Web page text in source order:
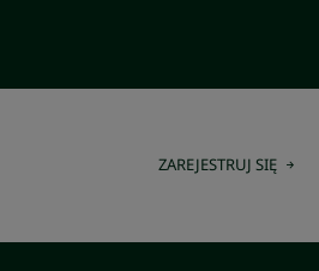
ZAREJESTRUJ SIĘ